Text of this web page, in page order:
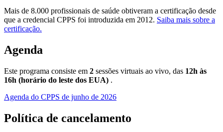
Mais de 8.000 profissionais de saúde obtiveram a certificação desde
que a credencial CPPS foi introduzida em 2012. Saiba mais sobre a
certificação.
Agenda
Este programa consiste em 2 sessões virtuais ao vivo, das 12h às
16h (horário do leste dos EUA) .
Agenda do CPPS de junho de 2026
Política de cancelamento